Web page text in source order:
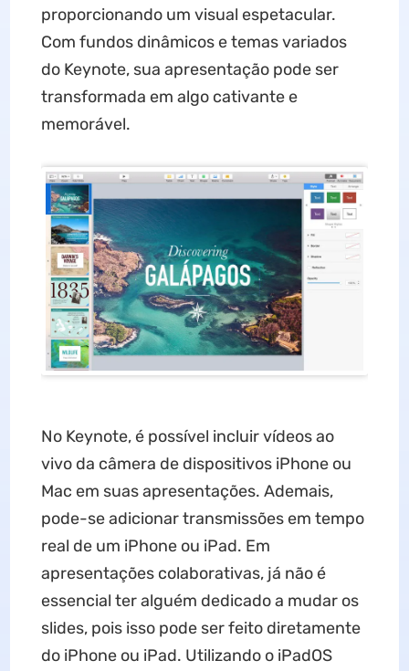
proporcionando um visual espetacular.
Com fundos dinâmicos e temas variados
do Keynote, sua apresentação pode ser
transformada em algo cativante e
memorável.
No Keynote, é possível incluir vídeos ao
vivo da câmera de dispositivos iPhone ou
Mac em suas apresentações. Ademais,
pode-se adicionar transmissões em tempo
real de um iPhone ou iPad. Em
apresentações colaborativas, já não é
essencial ter alguém dedicado a mudar os
slides, pois isso pode ser feito diretamente
do iPhone ou iPad. Utilizando o iPadOS